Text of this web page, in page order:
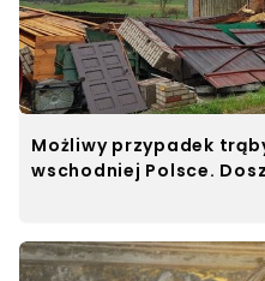
Możliwy przypadek
wschodniej Polsce.